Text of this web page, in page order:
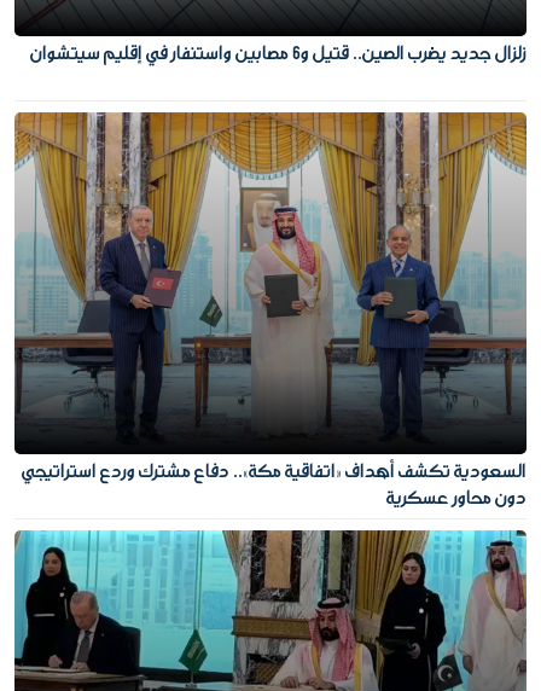
زلزال جديد يضرب الصين.. قتيل و6 مصابين واستنفار في إقليم سيتشوان
السعودية تكشف أهداف «اتفاقية مكة».. دفاع مشترك وردع استراتيجي
دون محاور عسكرية